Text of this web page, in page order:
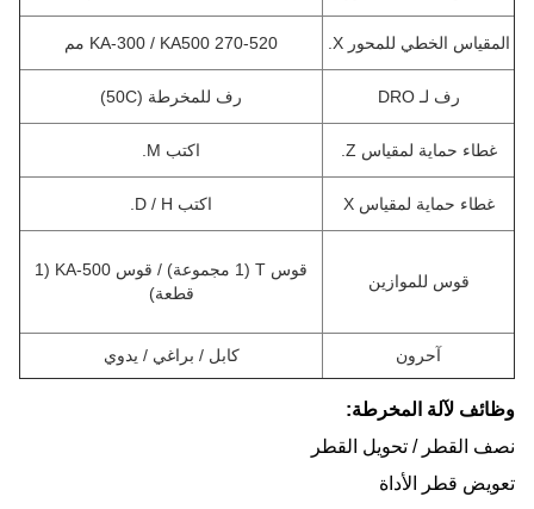
المقياس الخطي للمحور X. KA-300 / KA500 270-520 مم
رف لـ DRO رف للمخرطة (50C)
غطاء حماية لمقياس Z. اكتب M.
غطاء حماية لمقياس X اكتب D / H.
قوس للموازين
قوس T (1 مجموعة) / قوس KA-500 (1
قطعة)
آحرون كابل / براغي / يدوي
وظائف لآلة المخرطة:
نصف القطر / تحويل القطر
تعويض قطر الأداة